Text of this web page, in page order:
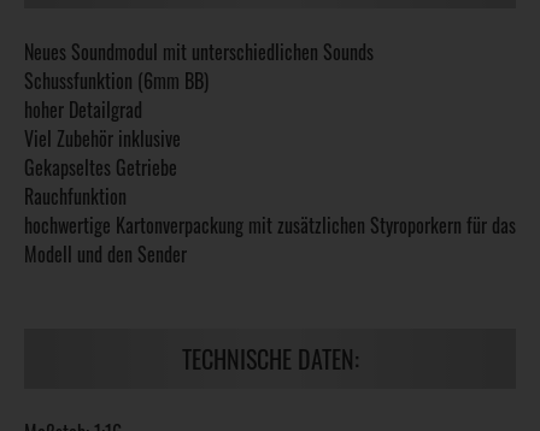
Neues Soundmodul mit unterschiedlichen Sounds
Schussfunktion (6mm BB)
hoher Detailgrad
Viel Zubehör inklusive
Gekapseltes Getriebe
Rauchfunktion
hochwertige Kartonverpackung mit zusätzlichen Styroporkern für das
Modell und den Sender
TECHNISCHE DATEN: